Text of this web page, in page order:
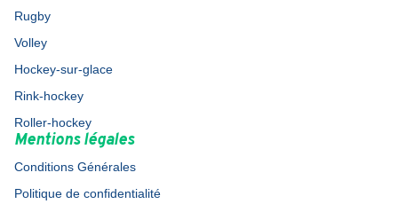
Rugby
Volley
Hockey-sur-glace
Rink-hockey
Roller-hockey
Mentions légales
Conditions Générales
Politique de confidentialité